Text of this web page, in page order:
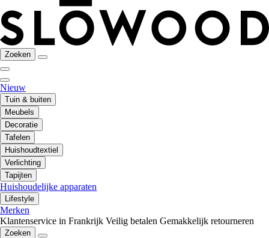
Zoeken
Nieuw
Tuin & buiten
Meubels
Decoratie
Tafelen
Huishoudtextiel
Verlichting
Tapijten
Huishoudelijke apparaten
Lifestyle
Merken
Klantenservice in Frankrijk Veilig betalen Gemakkelijk retourneren
Zoeken